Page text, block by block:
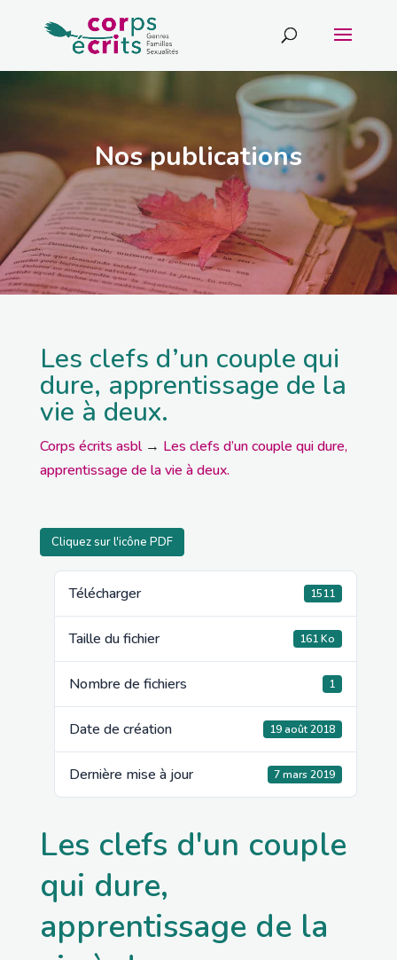
Nos publications
Les clefs d’un couple qui
dure, apprentissage de la
vie à deux.
Corps écrits asbl→ Les clefs d’un couple qui dure,
apprentissage de la vie à deux.
Cliquez sur l'icône PDF
Télécharger 1511
Taille du fichier 161 Ko
Nombre de fichiers 1
Date de création 19 août 2018
Dernière mise à jour 7 mars 2019
Les clefs d'un couple
qui dure,
apprentissage de la